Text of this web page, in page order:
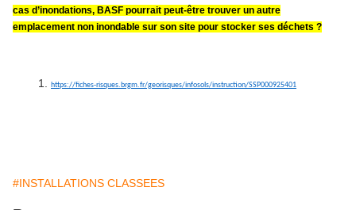
cas d’inondations, BASF pourrait peut-être trouver un autre
emplacement non inondable sur son site pour stocker ses déchets ?
https://fiches-risques.brgm.fr/georisques/infosols/instruction/SSP000925401
#INSTALLATIONS CLASSEES